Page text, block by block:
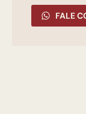
FALE